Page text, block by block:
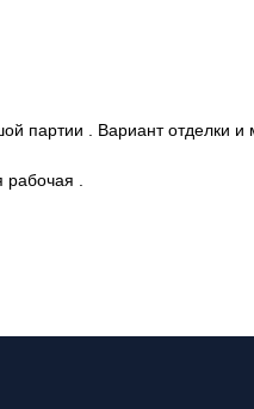
партии . Вариант отделки
.